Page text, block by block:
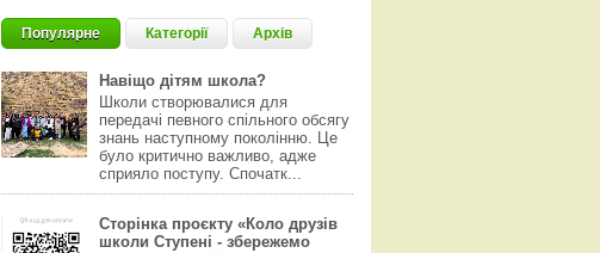
Популярне Категорії Архів
Навіщо дітям школа?
Школи створювалися для
передачі певного спільного обсягу
знань наступному поколінню. Це
було критично важливо, адже
сприяло поступу. Спочатк...
Сторінка проєкту «Коло друзів
школи Ступені - збережемо